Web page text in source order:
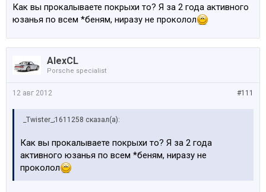
Как вы прокалываете покрыхи то? Я за 2 года активного
юзанья по всем *беням, ниразу не проколол
AlexCL
Porsche specialist
#111
12 авг 2012
_Twister_;1611258 сказал(а):
Как вы прокалываете покрыхи то? Я за 2 года
активного юзанья по всем *беням, ниразу не
проколол